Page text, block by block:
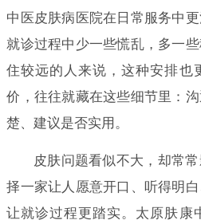
中医皮肤病医院在日常服务中
就诊过程中少一些慌乱，多一
住较远的人来说，这种安排也
价，往往就藏在这些细节里：
楚、建议是否实用。
皮肤问题看似不大，却常
择一家让人愿意开口、听得明
让就诊过程更踏实。太原肤康